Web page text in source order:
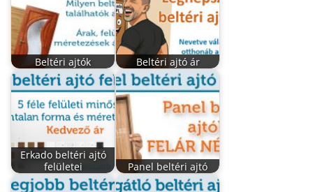
Beltéri ajtók Beltéri ajtó ár
Erkado beltéri ajtó
felületei
Panel beltéri ajtó